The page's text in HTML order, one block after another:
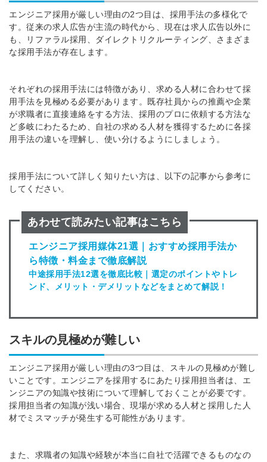
エンジニア採用が厳しい理由の2つ目は、採用手法の多様化で
す。従来の求人広告が主流の時代から、現在は求人広告以外に
も、リファラル採用、ダイレクトリクルーティング、さまざま
な採用手法が存在します。
それぞれの採用手法には特徴があり、求める人材に合わせて採
用手法を見極める必要があります。
既存社員からの推薦や企業
が求職者に直接連絡をする方法、採用のプロに依頼する方法な
ど多岐にわたるため、自社の求める人材を獲得するために各採
用手法の違いを理解し、使い分けるようにしましょう。
採用手法について詳しく知りたい方は、以下の記事から参考に
してください。
あわせて読みたい記事はこちら
エンジニア採用媒体21選｜おすすめ採用手法か
ら特徴・料金まで徹底解説
中途採用手法12選を徹底比較｜選定のポイントやトレ
ンド、メリット・デメリットなどをまとめて解説！
スキルの見極めが難しい
エンジニア採用が厳しい理由の3つ目は、スキルの見極めが難し
いことです。エンジニアを採用するにあたり採用担当者は、エ
ンジニアの知識や技術について理解しておくことが必要です。
採用担当者の知識が浅い場合、現場が求める人材と採用した人
材でミスマッチが発生する可能性があります。
また、求職者の知識や経験が本当に自社で活躍できるものなの
する
忘れですか？
でログイン
許可なく投稿すること
せん
※ログインIDとなります
利用規約 と個人情報の取り扱い
について
他サービスIDで登録